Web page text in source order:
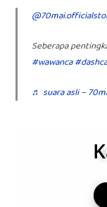
Seberapa
#wawanca
♬ suara asli –